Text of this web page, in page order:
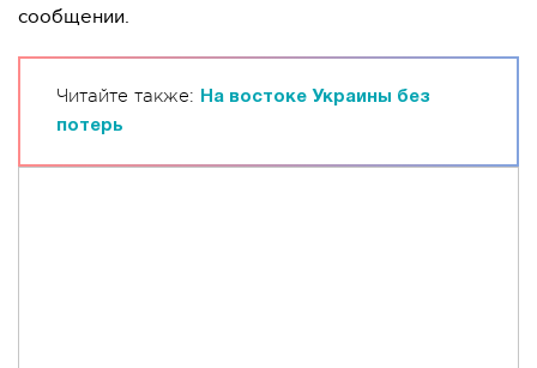
сообщении.
Читайте также:
На востоке Украины без
потерь